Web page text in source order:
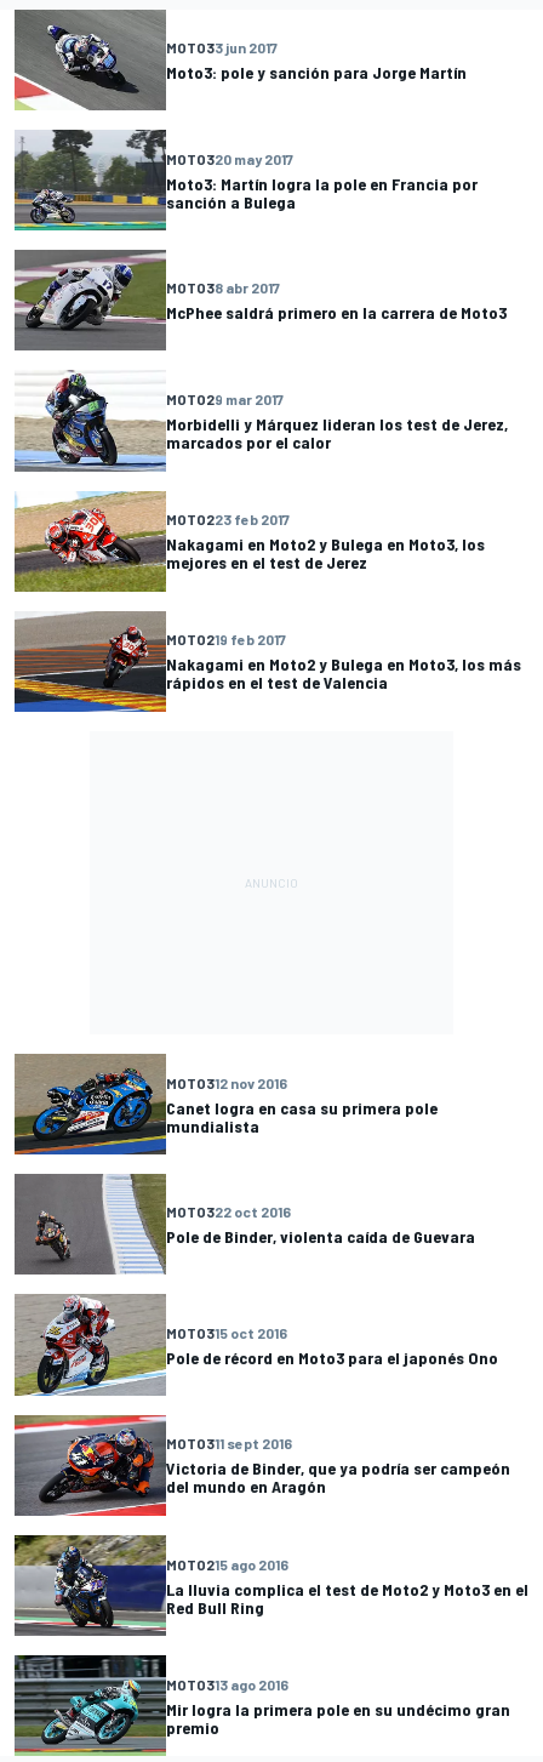
MOTO33 jun 2017
Moto3: pole y sanción para Jorge Martín
MOTO320 may 2017
Moto3: Martín logra la pole en Francia por
sanción a Bulega
MOTO38 abr 2017
McPhee saldrá primero en la carrera de Moto3
MOTO29 mar 2017
Morbidelli y Márquez lideran los test de Jerez,
marcados por el calor
MOTO223 feb 2017
Nakagami en Moto2 y Bulega en Moto3, los
mejores en el test de Jerez
MOTO219 feb 2017
Nakagami en Moto2 y Bulega en Moto3, los más
rápidos en el test de Valencia
MOTO312 nov 2016
Canet logra en casa su primera pole
mundialista
MOTO322 oct 2016
Pole de Binder, violenta caída de Guevara
MOTO315 oct 2016
Pole de récord en Moto3 para el japonés Ono
MOTO311 sept 2016
Victoria de Binder, que ya podría ser campeón
del mundo en Aragón
MOTO215 ago 2016
La lluvia complica el test de Moto2 y Moto3 en el
Red Bull Ring
MOTO313 ago 2016
Mir logra la primera pole en su undécimo gran
premio